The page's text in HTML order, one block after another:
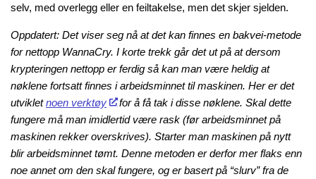
selv, med overlegg eller en feiltakelse, men det skjer sjelden.
Oppdatert: Det viser seg nå at det kan finnes en bakvei-metode
for nettopp WannaCry. I korte trekk går det ut på at dersom
krypteringen nettopp er ferdig så kan man være heldig at
nøklene fortsatt finnes i arbeidsminnet til maskinen. Her er det
utvikletnoen verktøy
for å få tak i disse nøklene. Skal dette
fungere må man imidlertid være rask (før arbeidsminnet på
maskinen rekker overskrives). Starter man maskinen på nytt
blir arbeidsminnet tømt. Denne metoden er derfor mer flaks enn
noe annet om den skal fungere, og er basert på “slurv” fra de